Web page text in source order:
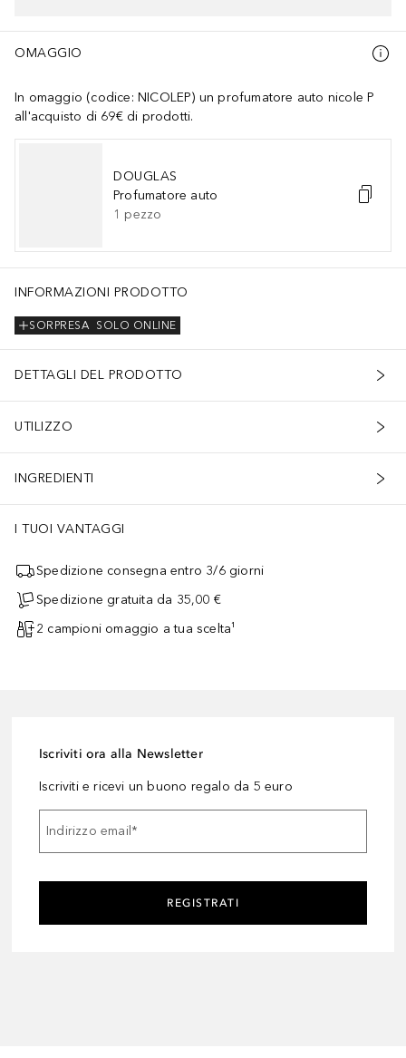
OMAGGIO
In omaggio (codice: NICOLEP) un profumatore auto nicole P
all'acquisto di 69€ di prodotti.
DOUGLAS
Profumatore auto
1 pezzo
INFORMAZIONI PRODOTTO
SOLO ONLINE
SORPRESA
DETTAGLI DEL PRODOTTO
UTILIZZO
INGREDIENTI
I TUOI VANTAGGI
Spedizione consegna entro 3/6 giorni
Spedizione gratuita da 35,00 €
2 campioni omaggio a tua scelta¹
Iscriviti ora alla Newsletter
Iscriviti e ricevi un buono regalo da 5 euro
Indirizzo email*
REGISTRATI